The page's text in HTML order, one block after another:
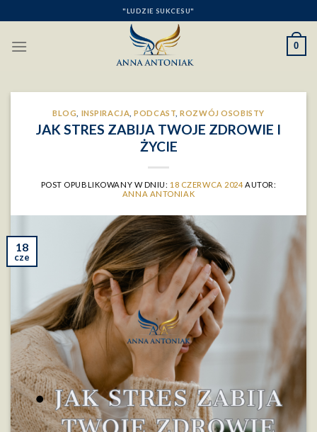
to
content
"LUDZIE SUKCESU"
0
BLOG INSPIRACJA ,PODCAST ,ROZWÓJ OSOBISTY
JAK STRES ZABIJA TWOJE ZDROWIE I
ŻYCIE
POST OPUBLIKOWANY W DNIU: 18 CZERWCA 2024 AUTOR:
ANNA ANTONIAK
18
cze